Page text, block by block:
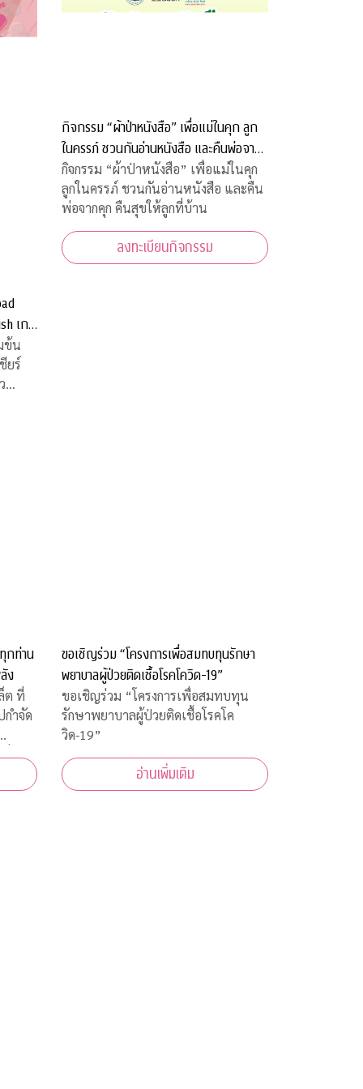
เกม
ท่าน
ข้น
กิจกรรม “ผ้าป่าหนังสือ” เพื่อแม่ในคุก ลูก
ในครรภ์ ชวนกันอ่านหนังสือ และคืนพ่อจาก
คุก คืนสุขให้ลูกที่บ้าน
กิจกรรม “ผ้าป่าหนังสือ” เพื่อแม่ในคุก
ลูกในครรภ์ ชวนกันอ่านหนังสือ และคืน
พ่อจากคุก คืนสุขให้ลูกที่บ้าน
ลงทะเบียนกิจกรรม
กท่าน
ง
ต ที่
ำจัด
ง
ขอเชิญร่วม “โครงการเพื่อสมทบทุนรักษา
พยาบาลผู้ป่วยติดเชื้อโรคโควิด-19”
ขอเชิญร่วม “โครงการเพื่อสมทบทุน
รักษาพยาบาลผู้ป่วยติดเชื้อโรคโค
วิด-19”
อ่านเพิ่มเติม